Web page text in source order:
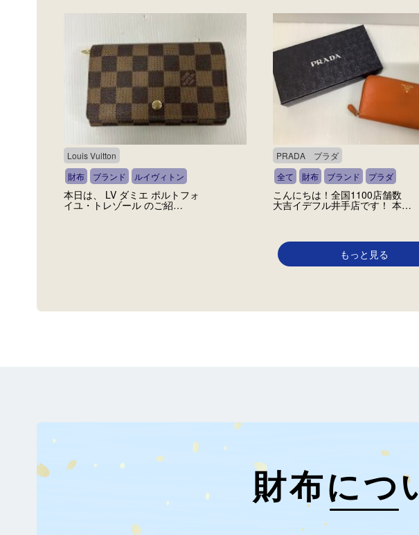
Louis Vuitton
財布
ブランド ルイヴィトン
本日は、 LV ダミエ ポルトフォ
イユ・トレゾール のご紹…
PRADA プラダ
全て
財布 ブランド プラダ
こんにちは！全国1100店舗数
大吉イデフル井手店です！ 本…
もっと見る
財布につ